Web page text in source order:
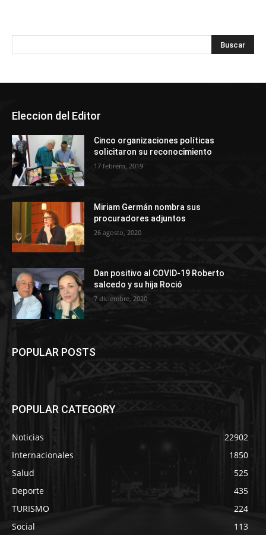
Eleccion del Editor
Cinco organizaciones políticas
solicitaron su reconocimiento
17 febrero, 2019
Miriam Germán nombra sus
procuradores adjuntos
26 agosto, 2020
Dan positivo al COVID-19 Roberto
salcedo y su hija Roció
7 diciembre, 2020
POPULAR POSTS
POPULAR CATEGORY
Noticias
22902
Internacionales
1850
Salud
525
Deporte
435
TURISMO
224
Social
113